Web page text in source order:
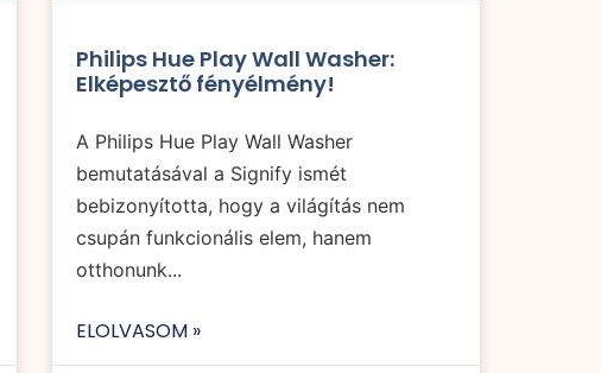
Philips Hue Play Wall Washer:
Elképesztő fényélmény!
A Philips Hue Play Wall Washer
bemutatásával a Signify ismét
bebizonyította, hogy a világítás nem
csupán funkcionális elem, hanem
otthonunk...
ELOLVASOM »